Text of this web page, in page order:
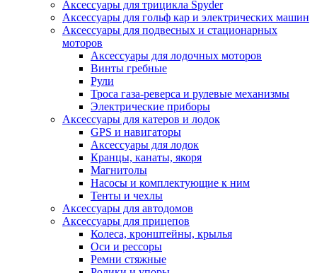
Аксессуары для трицикла Spyder
Аксессуары для гольф кар и электрических машин
Аксессуары для подвесных и стационарных
моторов
Аксессуары для лодочных моторов
Винты гребные
Рули
Троса газа-реверса и рулевые механизмы
Электрические приборы
Аксессуары для катеров и лодок
GPS и навигаторы
Аксессуары для лодок
Кранцы, канаты, якоря
Магнитолы
Насосы и комплектующие к ним
Тенты и чехлы
Аксессуары для автодомов
Аксессуары для прицепов
Колеса, кронштейны, крылья
Оси и рессоры
Ремни стяжные